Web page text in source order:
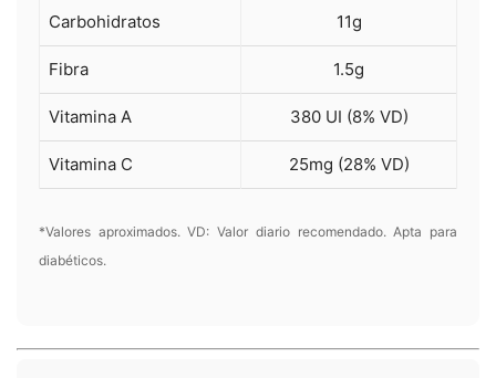
Carbohidratos 11g
Fibra 1.5g
Vitamina A 380 UI (8% VD)
Vitamina C 25mg (28% VD)
*Valores aproximados. VD: Valor diario recomendado. Apta para
diabéticos.